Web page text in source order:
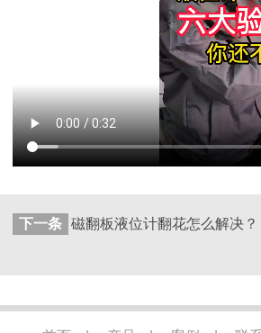
下一条 磁翻板液位计翻花怎么解决？